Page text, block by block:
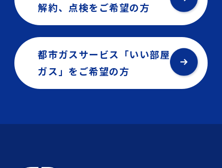
解約、点検を ご希望の方
都市ガスサービス「いい部屋
ガス」を ご希望の方